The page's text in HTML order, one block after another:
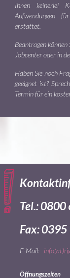
Ihnen keinerlei
Aufwendungen
erstattet.
Beantragen
Jobcenter oder in
Haben Sie noch
geeignet ist?
Termin für ein
Tel.:
Fax:
E-Mail:
Öffnungszeiten